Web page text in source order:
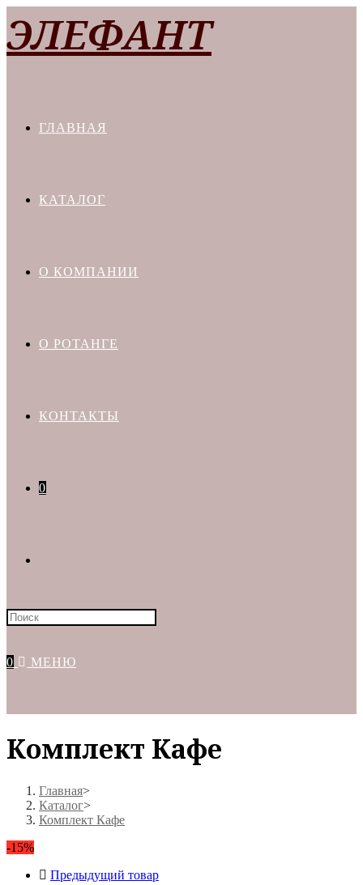
к
содержимому
ЭЛЕФАНТ
ГЛАВНАЯ
КАТАЛОГ
О КОМПАНИИ
О РОТАНГЕ
КОНТАКТЫ
0
Искать:
0 МЕНЮ
Комплект Кафе
Главная>
Каталог>
Комплект Кафе
-15%
Предыдущий товар